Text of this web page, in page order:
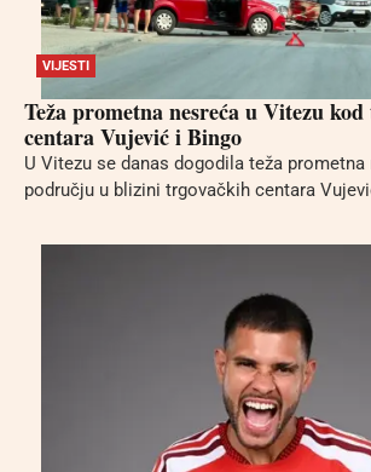
VIJESTI
Teža prometna nesreća u Vitezu
centara Vujević i Bingo
U Vitezu se danas dogodila teža prometna
području u blizini trgovačkih centara